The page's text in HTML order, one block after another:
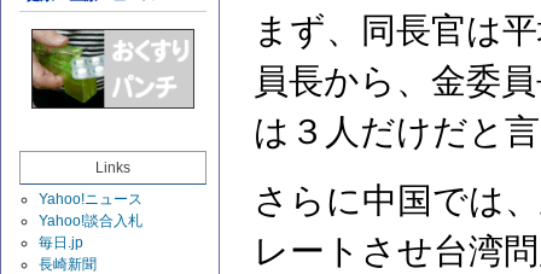
Links
Yahoo!ニュース
Yahoo!談合入札
毎日.jp
長崎新聞
まず、同長官は
員長から、金委
は３人だけだと
さらに中国では
レートさせ台湾